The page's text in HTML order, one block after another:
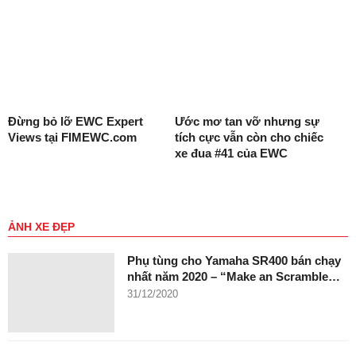
Đừng bỏ lỡ EWC Expert
Views tại FIMEWC.com
Ước mơ tan vỡ nhưng sự
tích cực vẫn còn cho chiếc
xe đua #41 của EWC
ẢNH XE ĐẸP
Phụ tùng cho Yamaha SR400 bán chạy
nhất năm 2020 – “Make an Scramble…
31/12/2020